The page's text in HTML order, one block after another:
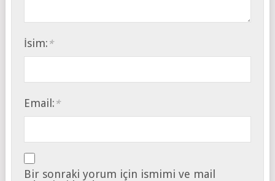
İsim: *
Email: *
Bir sonraki yorum için ismimi ve mail